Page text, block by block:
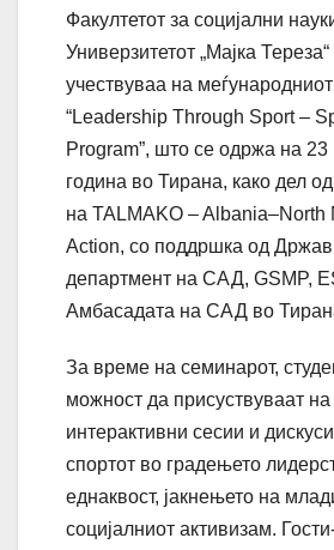
Факултетот за социјални
Универзитетот „Мајка
учествуваа на
“Leadership Through Sport –
Program”, што се одржа на 23
година во Тирана, како дел
на TALMAKO – Albania–North
Action, со поддршка од
департмент на САД, GSMP,
Амбасадата на САД во
За време на семинарот,
можност да присуствуваат
интерактивни сесии и
спортот во градењето
еднаквост, јакнењето на
социјалниот активизам.